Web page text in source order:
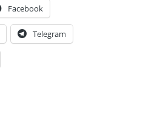
Facebook
Telegram